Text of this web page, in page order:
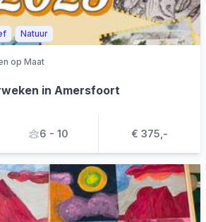
Natuur
op Maat
in Amersfoort
6 - 10 € 375,-